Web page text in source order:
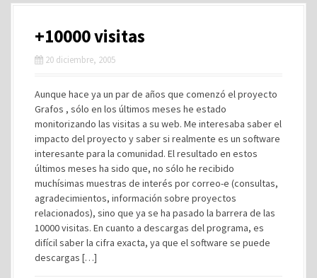
+10000 visitas
20 diciembre, 2005
Aunque hace ya un par de años que comenzó el proyecto
Grafos , sólo en los últimos meses he estado
monitorizando las visitas a su web. Me interesaba saber el
impacto del proyecto y saber si realmente es un software
interesante para la comunidad. El resultado en estos
últimos meses ha sido que, no sólo he recibido
muchísimas muestras de interés por correo-e (consultas,
agradecimientos, información sobre proyectos
relacionados), sino que ya se ha pasado la barrera de las
10000 visitas. En cuanto a descargas del programa, es
difícil saber la cifra exacta, ya que el software se puede
descargas […]